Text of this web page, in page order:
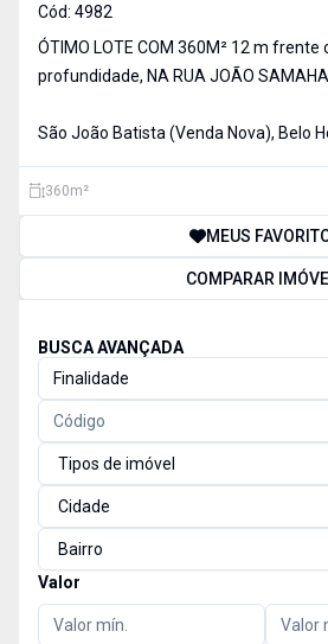
Cód: 4982
ÓTIMO LOTE COM 360M² 12 m frente
profundidade, NA RUA JOÃO SAMAHA
LIGEIRO DECLIVE.
São João Batista (Venda Nova), Belo
360m²
MEUS
COMPARAR
BUSCA AVANÇADA
Finalidade
Tipos de imóvel
Cidade
Bairro
Valor